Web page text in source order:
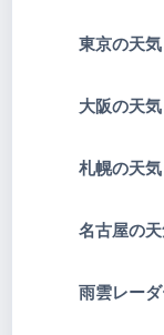
東京の天気
大阪の天気
札幌の天気
名古屋の
雨雲レーダ